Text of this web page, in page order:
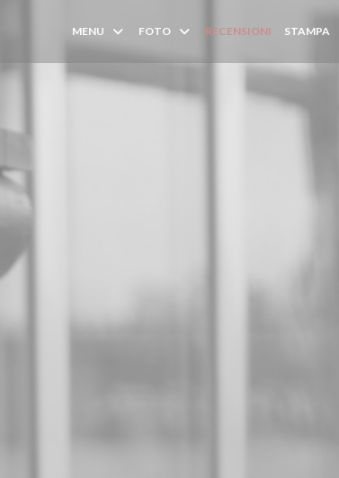
MENU FOTO RECENSIONI STAMPA